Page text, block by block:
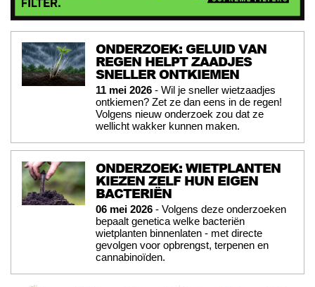
ONDERZOEK: GELUID VAN
REGEN HELPT ZAADJES
SNELLER ONTKIEMEN
11 mei 2026 - Wil je sneller wietzaadjes
ontkiemen? Zet ze dan eens in de regen!
Volgens nieuw onderzoek zou dat ze
wellicht wakker kunnen maken.
ONDERZOEK: WIETPLANTEN
KIEZEN ZELF HUN EIGEN
BACTERIËN
06 mei 2026 - Volgens deze onderzoeken
bepaalt genetica welke bacteriën
wietplanten binnenlaten - met directe
gevolgen voor opbrengst, terpenen en
cannabinoïden.